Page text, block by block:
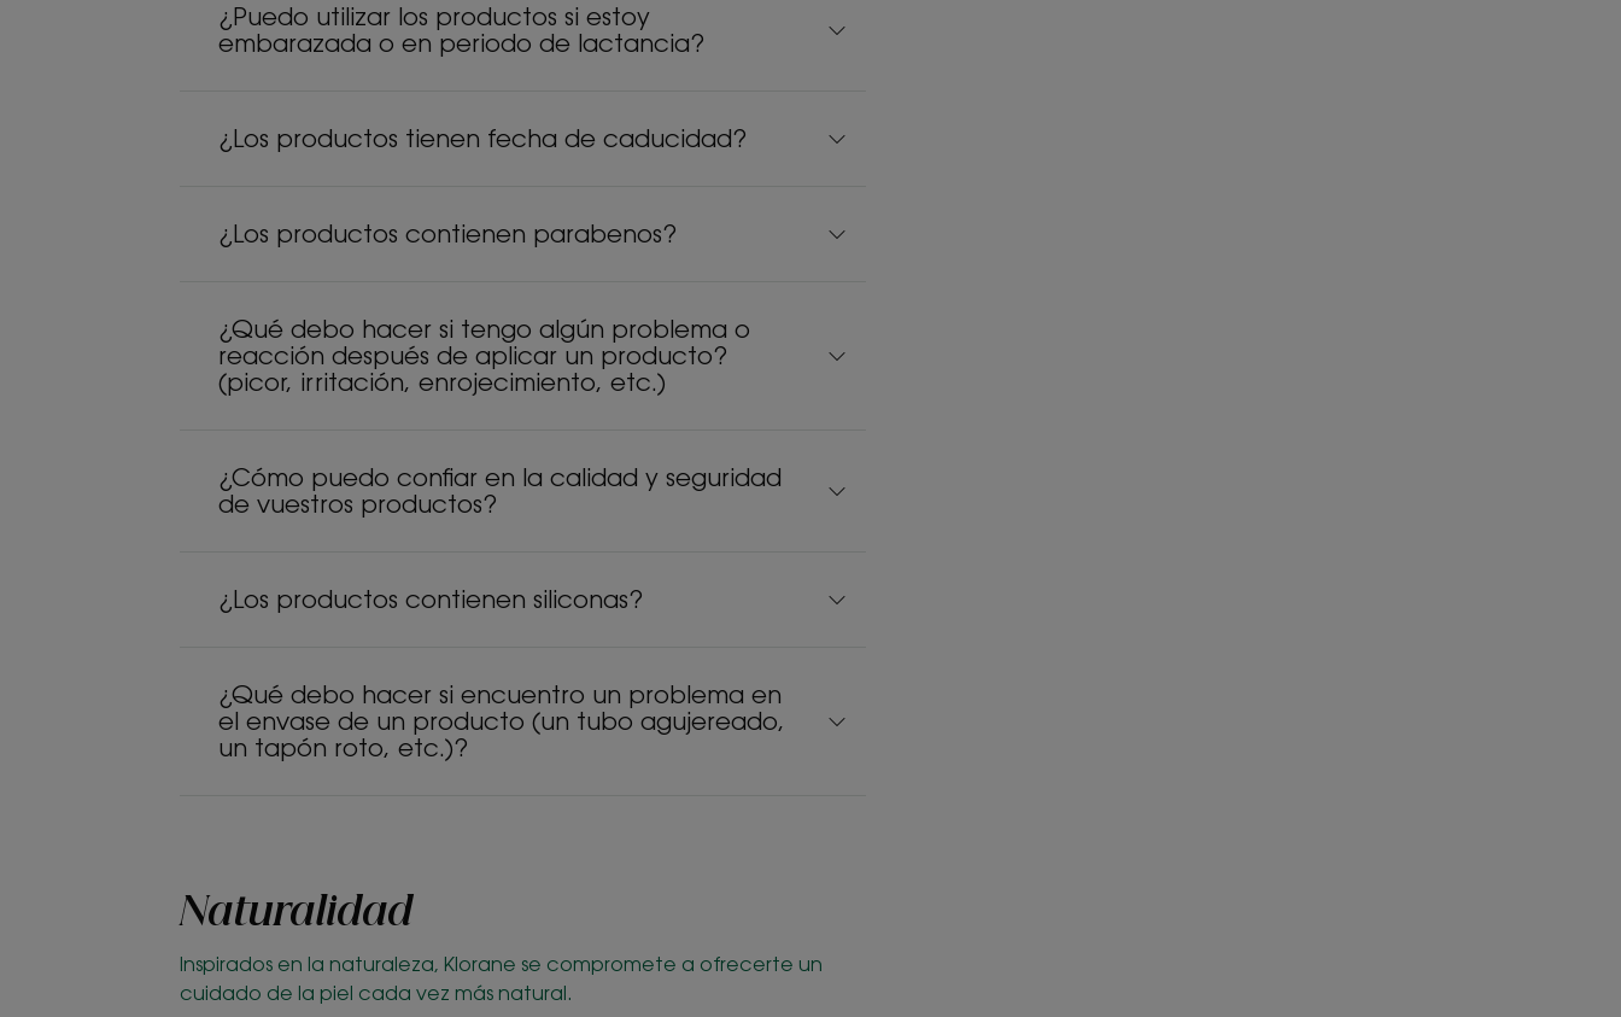
¿Puedo utilizar los productos si estoy
embarazada o en periodo de lactancia?
¿Los productos tienen fecha de caducidad?
¿Los productos contienen parabenos?
¿Qué debo hacer si tengo algún problema o
reacción después de aplicar un producto?
(picor, irritación, enrojecimiento, etc.)
¿Cómo puedo confiar en la calidad y seguridad
de vuestros productos?
¿Los productos contienen siliconas?
¿Qué debo hacer si encuentro un problema en
el envase de un producto (un tubo agujereado,
un tapón roto, etc.)?
Naturalidad
Inspirados en la naturaleza, Klorane se compromete a ofrecerte un
cuidado de la piel cada vez más natural.